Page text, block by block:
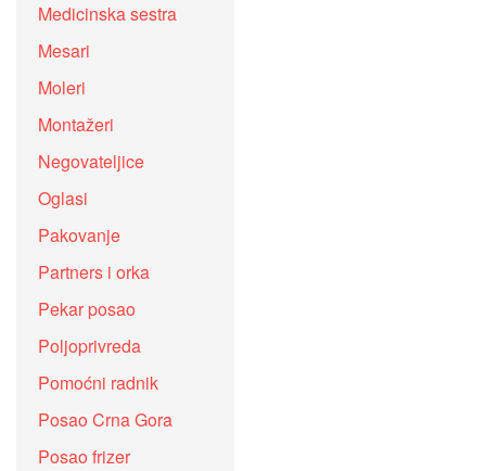
Medicinska sestra
Mesari
Moleri
Montažeri
Negovateljice
Oglasi
Pakovanje
Partners i orka
Pekar posao
Poljoprivreda
Pomoćni radnik
Posao Crna Gora
Posao frizer